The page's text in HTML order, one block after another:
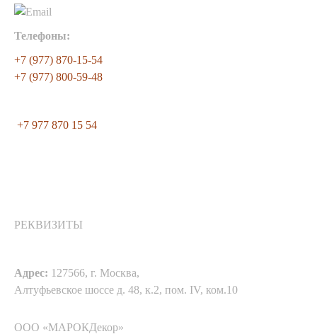
Телефоны:
+7 (977) 870-15-54
+7 (977) 800-59-48
+7 977 870 15 54
РЕКВИЗИТЫ
Адрес: 127566, г. Москва,
Алтуфьевское шоссе д. 48, к.2, пом. IV, ком.10
ООО «МАРОКДекор»